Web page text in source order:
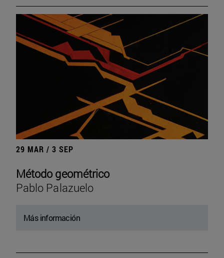
29 MAR / 3 SEP
Método geométrico
Pablo Palazuelo
Más información